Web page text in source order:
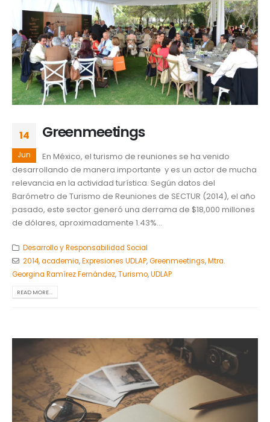
14
Jun
Greenmeetings
En México, el turismo de reuniones se ha venido
desarrollando de manera importante y es un actor de mucha
relevancia en la actividad turística. Según datos del
Barómetro de Turismo de Reuniones de SECTUR (2014), el año
pasado, este sector generó una derrama de $18,000 millones
de dólares, aproximadamente 1.43%...
Desarrollo y Responsabilidad Social
2014,academia,Expresiones UDLAP,Greenmeetings,Mtra.
Georgina Ramírez Fernández,Turismo,UDLAP
READ MORE...